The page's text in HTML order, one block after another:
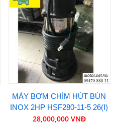
MÁY BƠM CHÌM HÚT BÙN
INOX 2HP HSF280-11-5 26(I)
28,000,000 VNĐ